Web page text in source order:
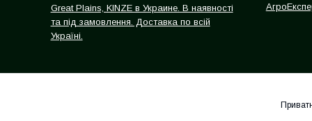
Great Plains, KINZE в Украине. В наявності
та під замовлення. Доставка по всій
Україні.